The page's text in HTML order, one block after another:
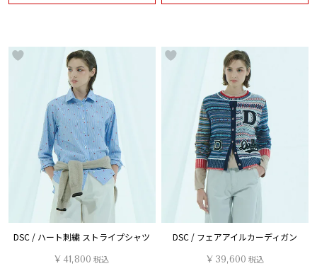
DSC / ハート刺繍 ストライプシャツ
¥ 41,800 税込
DSC / フェアアイルカーディガン
¥ 39,600 税込